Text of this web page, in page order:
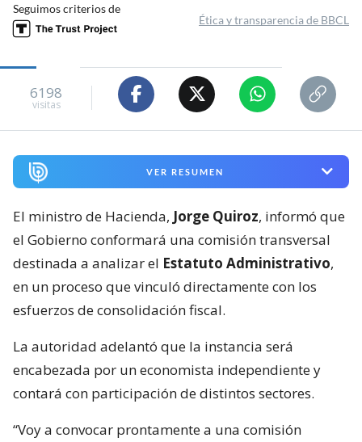
Seguimos criterios de
Ética y transparencia de BBCL
6198
visitas
VER RESUMEN
El ministro de Hacienda, Jorge Quiroz, informó que
el Gobierno conformará una comisión transversal
destinada a analizar el Estatuto Administrativo,
en un proceso que vinculó directamente con los
esfuerzos de consolidación fiscal.
La autoridad adelantó que la instancia será
encabezada por un economista independiente y
contará con participación de distintos sectores.
“Voy a convocar prontamente a una comisión